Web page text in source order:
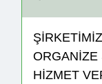
ORGANİZE
HİZMET